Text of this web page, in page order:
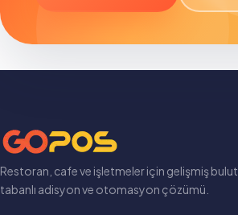
Restoran, cafe ve işletmeler için gelişmiş bulut
tabanlı adisyon ve otomasyon çözümü.